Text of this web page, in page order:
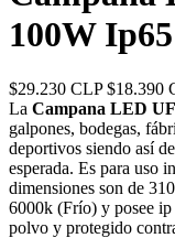
100W Ip65
$29.230 CLP $18.390
La Campana LED
galpones, bodegas,
deportivos siendo así
esperada. Es para uso
dimensiones son de
6000k (Frío) y posee
polvo y protegido